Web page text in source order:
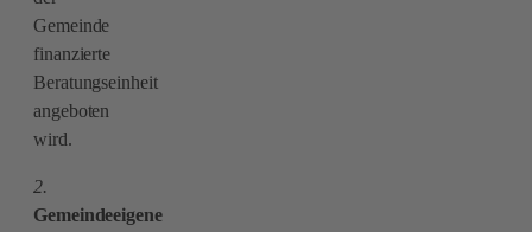
Gemeinde
finanzierte
Beratungseinheit
angeboten
wird.
2.
Gemeindeeigene